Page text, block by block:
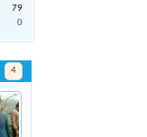
79
0
4